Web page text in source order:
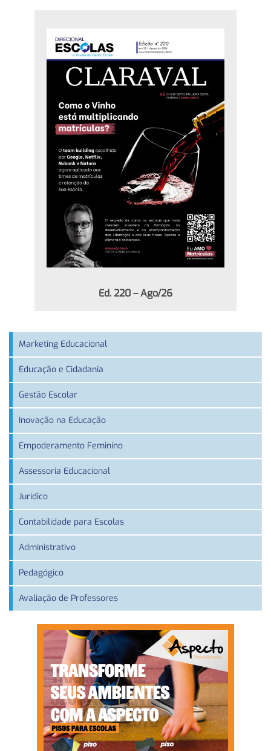
Ed. 220 – Ago/26
Marketing Educacional
Educação e Cidadania
Gestão Escolar
Inovação na Educação
Empoderamento Feminino
Assessoria Educacional
Jurídico
Contabilidade para Escolas
Administrativo
Pedagógico
Avaliação de Professores